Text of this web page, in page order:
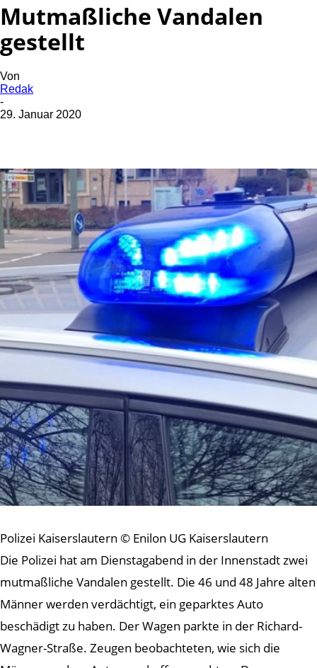
Mutmaßliche Vandalen
gestellt
Von
Redak
-
29. Januar 2020
Polizei Kaiserslautern © Enilon UG Kaiserslautern
Die Polizei hat am Dienstagabend in der Innenstadt zwei
mutmaßliche Vandalen gestellt. Die 46 und 48 Jahre alten
Männer werden verdächtigt, ein geparktes Auto
beschädigt zu haben. Der Wagen parkte in der Richard-
Wagner-Straße. Zeugen beobachteten, wie sich die